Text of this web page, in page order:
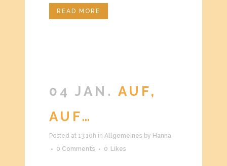
READ MORE
04 JAN. AUF,
AUF…
Posted at 13:10h in Allgemeines by Hanna
0 Comments
0 Likes